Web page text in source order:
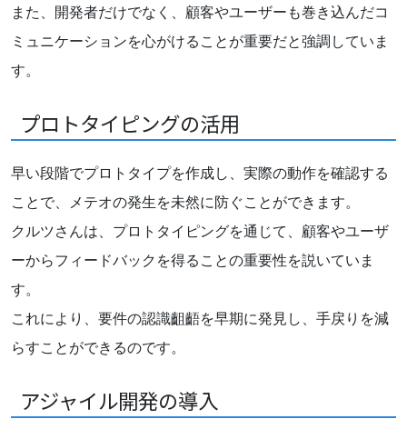
また、開発者だけでなく、顧客やユーザーも巻き込んだコ
ミュニケーションを心がけることが重要だと強調していま
す。
プロトタイピングの活用
早い段階でプロトタイプを作成し、実際の動作を確認する
ことで、メテオの発生を未然に防ぐことができます。
クルツさんは、プロトタイピングを通じて、顧客やユーザ
ーからフィードバックを得ることの重要性を説いていま
す。
これにより、要件の認識齟齬を早期に発見し、手戻りを減
らすことができるのです。
アジャイル開発の導入